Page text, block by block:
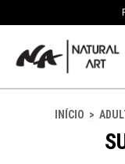
INÍCIO >